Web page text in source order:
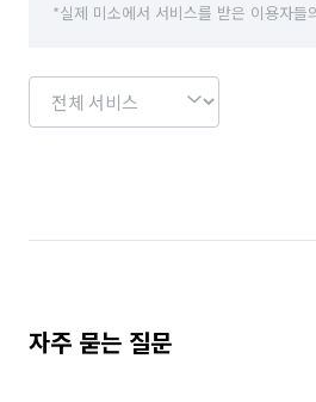
*실제 미소에서 서비스를 받은 이용자들
자주 묻는 질문